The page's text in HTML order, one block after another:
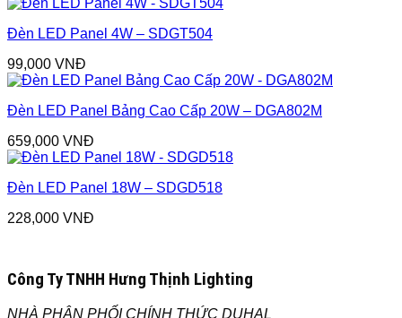
Đèn LED Panel 4W – SDGT504
99,000 VNĐ
Đèn LED Panel Bảng Cao Cấp 20W – DGA802M
659,000 VNĐ
Đèn LED Panel 18W – SDGD518
228,000 VNĐ
Công Ty TNHH Hưng Thịnh Lighting
NHÀ PHÂN PHỐI CHÍNH THỨC DUHAL